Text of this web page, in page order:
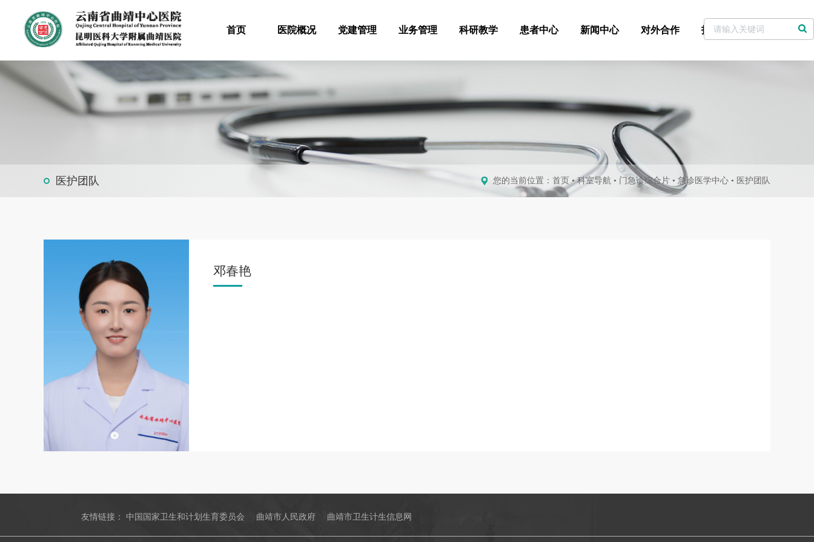
首页 医院概况 党建管理 业务管理 科研教学 患者中心 新闻中心 对外合作 招标采购 党委书记信箱
医护团队 您的当前位置： 首页 •科室导航 • 门急诊综合片 • 急诊医学中心 • 医护团队
邓春艳
友情链接：中国国家卫生和计划生育委员会 曲靖市人民政府 曲靖市卫生计生信息网